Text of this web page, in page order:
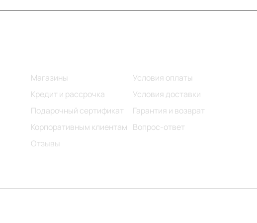
Магазины
Кредит и рассрочка
Подарочный сертификат
Корпоративным клиентам
Отзывы
Условия оплаты
Условия доставки
Гарантия и возврат
Вопрос-ответ